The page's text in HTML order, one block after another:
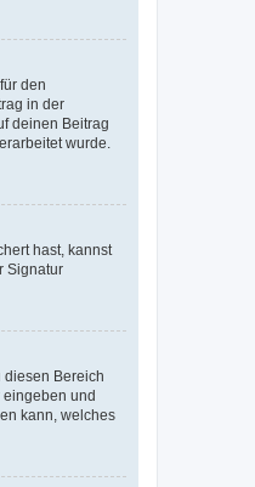
den
in der
deinen Beitrag
wurde.
hast, kannst
Signatur
diesen Bereich
eingeben und
kann, welches